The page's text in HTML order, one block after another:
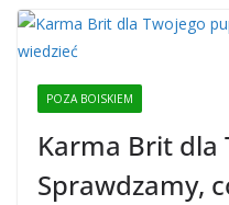
POZA BOISKIEM
Karma Brit dla
Sprawdzamy,